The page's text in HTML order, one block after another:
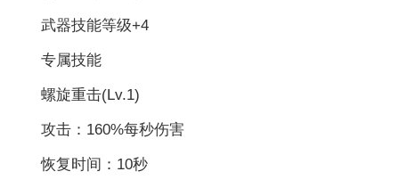
武器技能等级+4
专属技能
螺旋重击(Lv.1)
攻击：160%每秒伤害
恢复时间：10秒